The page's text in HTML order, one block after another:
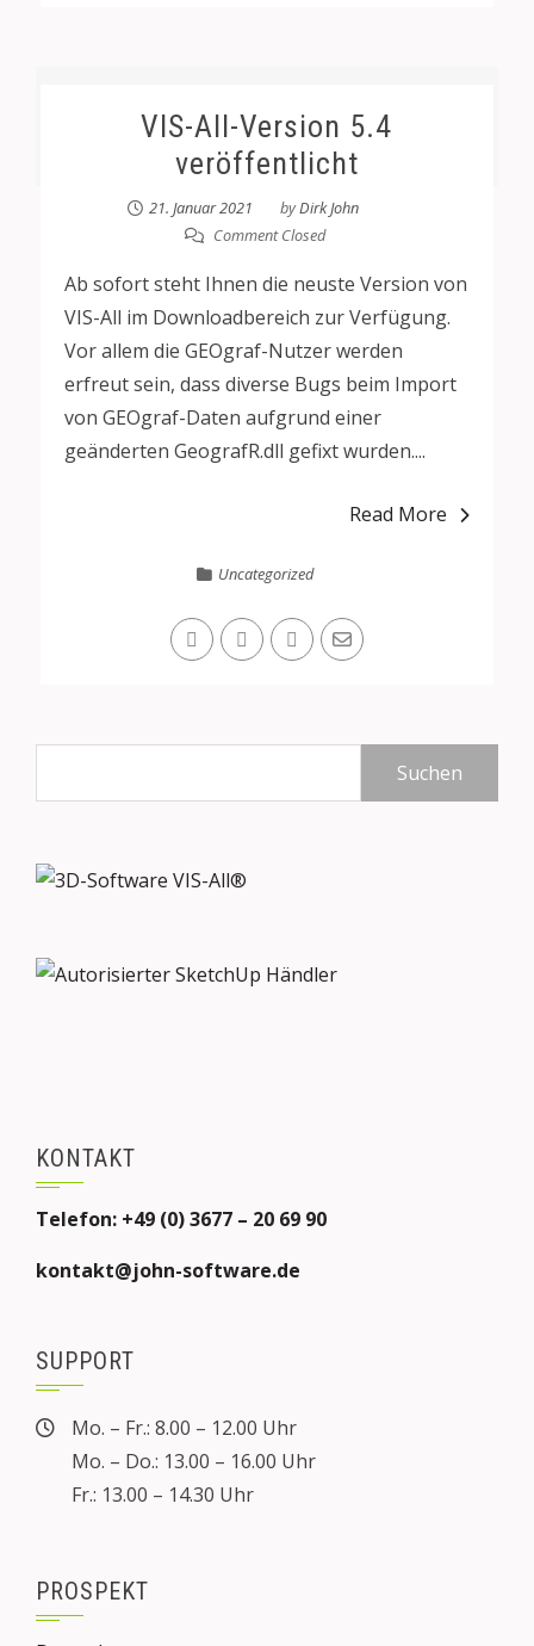
VIS-All-Version 5.4
veröffentlicht
21. Januar 2021 byDirk John
Comment Closed
Ab sofort steht Ihnen die neuste Version von
VIS-All im Downloadbereich zur Verfügung.
Vor allem die GEOgraf-Nutzer werden
erfreut sein, dass diverse Bugs beim Import
von GEOgraf-Daten aufgrund einer
geänderten GeografR.dll gefixt wurden....
Read More
Uncategorized
KONTAKT
Telefon: +49 (0) 3677 – 20 69 90
kontakt@john-software.de
SUPPORT
Mo. – Fr.: 8.00 – 12.00 Uhr
Mo. – Do.: 13.00 – 16.00 Uhr
Fr.: 13.00 – 14.30 Uhr
PROSPEKT